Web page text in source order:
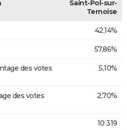
Saint-Pol-sur-
Ternoise
42,14%
57,86%
des votes
5,10%
des votes
2,70%
10 319